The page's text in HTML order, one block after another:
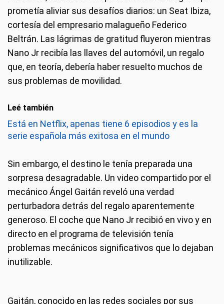
prometía aliviar sus desafíos diarios: un Seat Ibiza,
cortesía del empresario malagueño Federico
Beltrán. Las lágrimas de gratitud fluyeron mientras
Nano Jr recibía las llaves del automóvil, un regalo
que, en teoría, debería haber resuelto muchos de
sus problemas de movilidad.
Leé también
Está en Netflix, apenas tiene 6 episodios y es la
serie española más exitosa en el mundo
Sin embargo, el destino le tenía preparada una
sorpresa desagradable. Un video compartido por el
mecánico Ángel Gaitán reveló una verdad
perturbadora detrás del regalo aparentemente
generoso. El coche que Nano Jr recibió en vivo y en
directo en el programa de televisión tenía
problemas mecánicos significativos que lo dejaban
inutilizable.
Gaitán, conocido en las redes sociales por sus